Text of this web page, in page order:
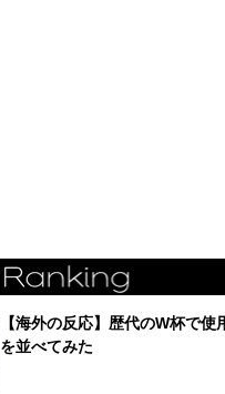
【海外の反応】歴代のW杯で使
を並べてみた